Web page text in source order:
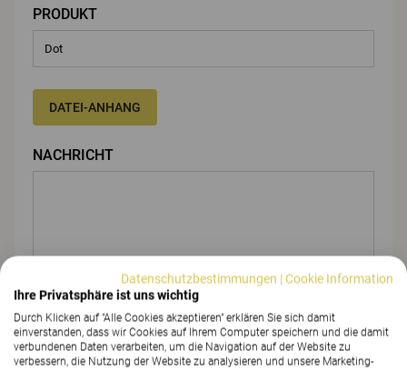
PRODUKT
DATEI-ANHANG
NACHRICHT
Ihre Angaben
Datenschutzbestimmungen |Cookie Information
Ihre Privatsphäre ist uns wichtig
Durch Klicken auf "Alle Cookies akzeptieren" erklären Sie sich damit
einverstanden, dass wir Cookies auf Ihrem Computer speichern und die damit
verbundenen Daten verarbeiten, um die Navigation auf der Website zu
verbessern, die Nutzung der Website zu analysieren und unsere Marketing-